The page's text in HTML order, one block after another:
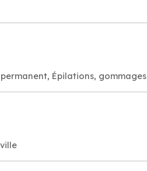
permanent, Épilations, gommages